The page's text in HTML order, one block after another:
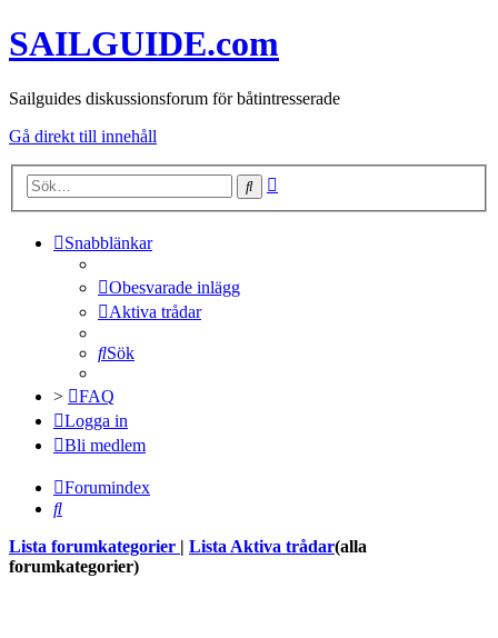
SAILGUIDE.com
Sailguides diskussionsforum för båtintresserade
Gå direkt till innehåll
Sök
Snabblänkar
Obesvarade inlägg
Aktiva trådar
Sök
>
FAQ
Logga in
Bli medlem
Forumindex
Sök
Lista forumkategorier Lista Aktiva trådar(alla
forumkategorier)